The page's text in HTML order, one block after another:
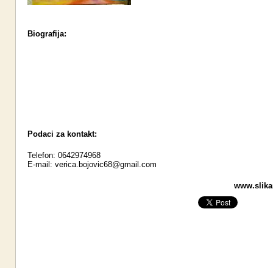
Biografija:
Podaci za kontakt:
Telefon: 0642974968
E-mail: verica.bojovic68@gmail.com